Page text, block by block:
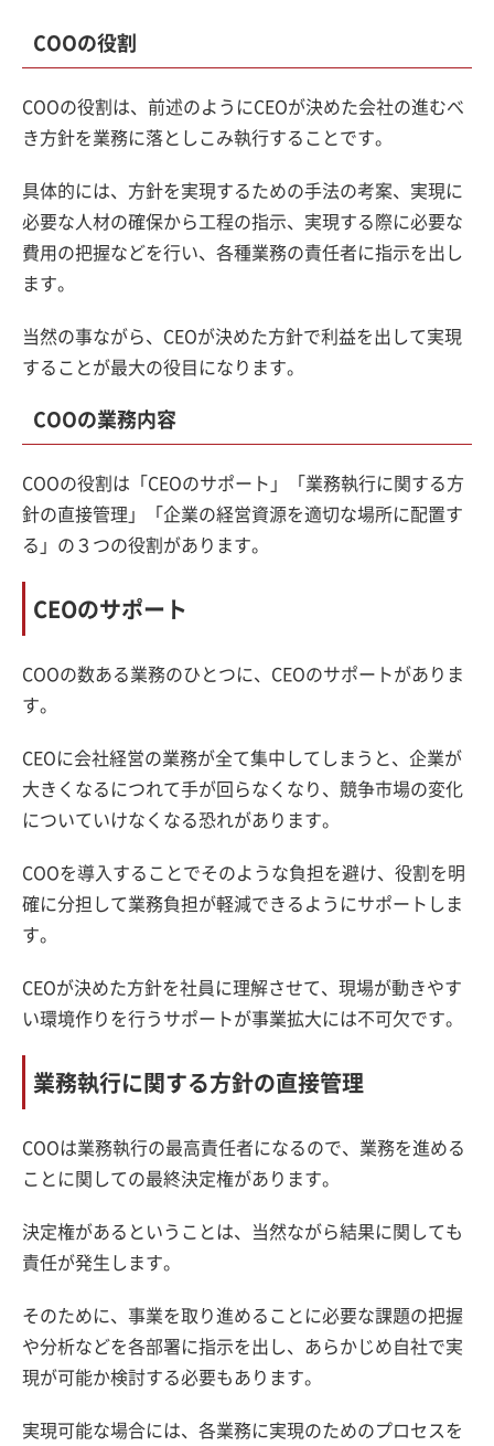
COOの役割
COOの役割は、前述のようにCEOが決めた会社の進むべ
き方針を業務に落としこみ執行することです。
具体的には、方針を実現するための手法の考案、実現に
必要な人材の確保から工程の指示、実現する際に必要な
費用の把握などを行い、各種業務の責任者に指示を出し
ます。
当然の事ながら、CEOが決めた方針で利益を出して実現
することが最大の役目になります。
COOの業務内容
COOの役割は「CEOのサポート」「業務執行に関する方
針の直接管理」「企業の経営資源を適切な場所に配置す
る」の３つの役割があります。
CEOのサポート
COOの数ある業務のひとつに、CEOのサポートがありま
す。
CEOに会社経営の業務が全て集中してしまうと、企業が
大きくなるにつれて手が回らなくなり、競争市場の変化
についていけなくなる恐れがあります。
COOを導入することでそのような負担を避け、役割を明
確に分担して業務負担が軽減できるようにサポートしま
す。
CEOが決めた方針を社員に理解させて、現場が動きやす
い環境作りを行うサポートが事業拡大には不可欠です。
業務執行に関する方針の直接管理
COOは業務執行の最高責任者になるので、業務を進める
ことに関しての最終決定権があります。
決定権があるということは、当然ながら結果に関しても
責任が発生します。
そのために、事業を取り進めることに必要な課題の把握
や分析などを各部署に指示を出し、あらかじめ自社で実
現が可能か検討する必要もあります。
実現可能な場合には、各業務に実現のためのプロセスを